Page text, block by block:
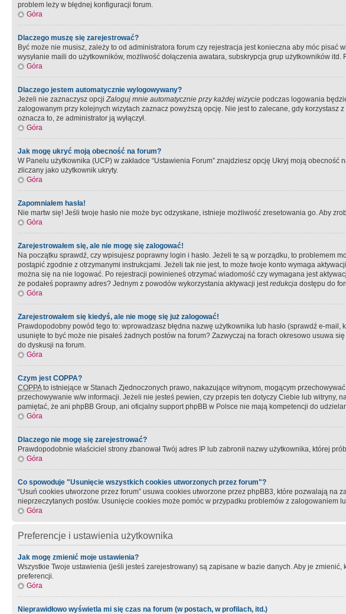
problem leży w błędnej konfiguracji forum.
Góra
Dlaczego muszę się zarejestrować?
Być może nie musisz, zależy to od administratora forum czy rejestracja jest konieczna aby móc
wysyłanie maili do użytkowników, możliwość dołączenia awatara, subskrypcja grup użytkowników
Góra
Dlaczego jestem automatycznie wylogowywany?
Jeżeli nie zaznaczysz opcjiZaloguj mnie automatycznie przy każdej wizycie podczas logowania
zalogowanym przy kolejnych wizytach zaznacz powyższą opcję. Nie jest to zalecane, gdy
oznacza to, że administrator ją wyłączył.
Góra
Jak mogę ukryć moją obecność na forum?
W Panelu użytkownika (UCP) w zakładce “Ustawienia Forum” znajdziesz opcję Ukryj moją
zliczany jako użytkownik ukryty.
Góra
Zapomniałem hasła!
Nie martw się! Jeśli twoje hasło nie może byc odzyskane, istnieje możliwość zresetowania go. Aby
Góra
Zarejestrowałem się, ale nie mogę się zalogować!
Na początku sprawdź, czy wpisujesz poprawny login i hasło. Jeżeli te są w porządku, to problemem
postąpić zgodnie z otrzymanymi instrukcjami. Jeżeli tak nie jest, to może twoje konto wymaga
można się na nie logować. Po rejestracji powinieneś otrzymać wiadomość czy wymagana jest
że podałeś poprawny adres? Jednym z powodów wykorzystania aktywacji jestredukcja dostępu do
Góra
Zarejestrowałem się kiedyś, ale nie mogę się już zalogować!
Prawdopodobny powód tego to: wprowadzasz błędna nazwę użytkownika lub hasło (sprawdź e-
usunięte to być może nie pisałeś żadnych postów na forum? Zazwyczaj na forach okresowo usuwa
do dyskusji na forum.
Góra
Czym jest COPPA?
COPPAto istniejące w Stanach Zjednoczonych prawo, nakazujące witrynom, mogącym
przechowywanie w/w informacji. Jeżeli nie jesteś pewien, czy przepis ten dotyczy Ciebie lub
pamiętać, że ani phpBB Group, ani oficjalny support phpBB w Polsce nie mają kompetencji do
Góra
Dlaczego nie mogę się zarejestrować?
Prawdopodobnie właściciel strony zbanował Twój adres IP lub zabronił nazwy użytkownika, której
Góra
Co spowoduje "Usunięcie wszystkich cookies utworzonych przez forum"?
“Usuń cookies utworzone przez forum” usuwa cookies utworzone przez phpBB3, które pozwalają
nieprzeczytanych postów. Usunięcie cookies może pomóc w przypadku problemów z zalogowaniem
Góra
Preferencje i ustawienia użytkownika
Jak mogę zmienić moje ustawienia?
Wszystkie Twoje ustawienia (jeśli jesteś zarejestrowany) są zapisane w bazie danych. Aby je zmienić,
preferencji.
Góra
Nieprawidłowo wyświetla mi się czas na forum (w postach, w profilach, itd.)